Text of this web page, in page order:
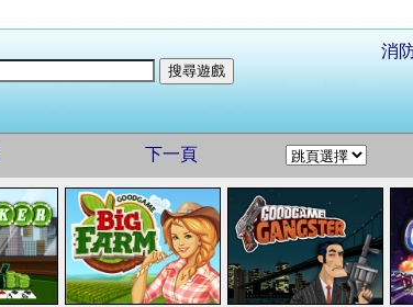
消
下一頁